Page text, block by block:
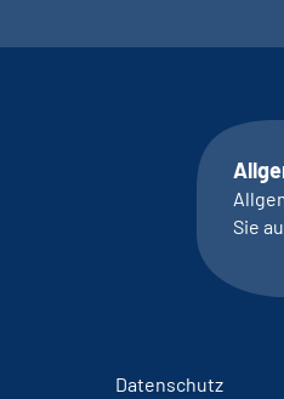
Sie
Datenschutz